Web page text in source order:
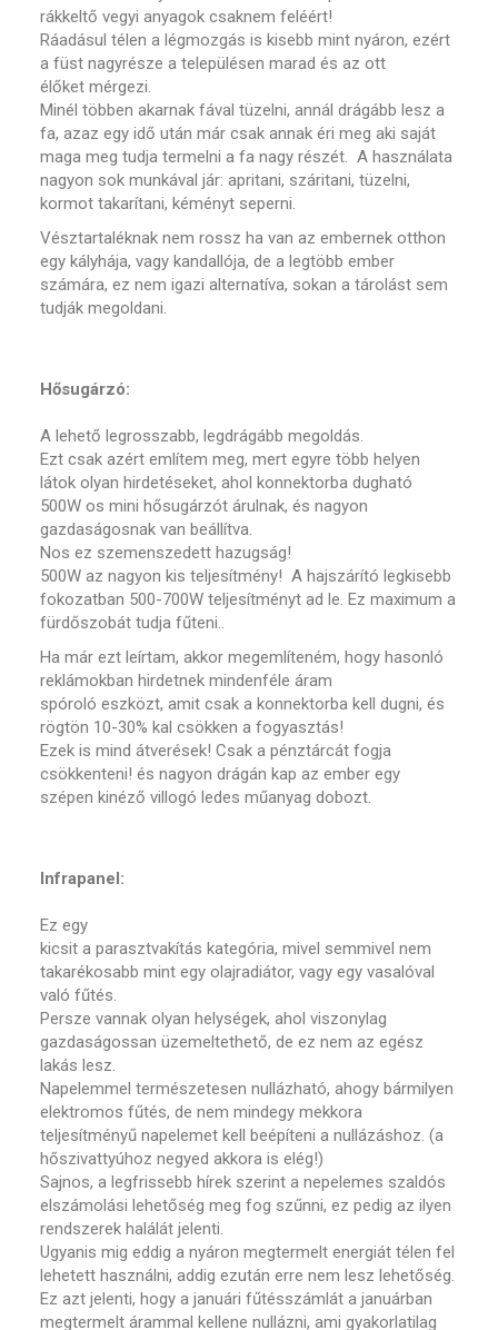
rákkeltő vegyi anyagok csaknem feléért!
Ráadásul télen a légmozgás is kisebb mint nyáron, ezért
a füst nagyrésze a településen marad és az ott
élőket mérgezi.
Minél többen akarnak fával tüzelni, annál drágább lesz a
fa, azaz egy idő után már csak annak éri meg aki saját
maga meg tudja termelni a fa nagy részét. A használata
nagyon sok munkával jár: apritani, száritani, tüzelni,
kormot takarítani, kéményt seperni.
Vésztartaléknak nem rossz ha van az embernek otthon
egy kályhája, vagy kandallója, de a legtöbb ember
számára, ez nem igazi alternatíva, sokan a tárolást sem
tudják megoldani.
Hősugárzó:
A lehető legrosszabb, legdrágább megoldás.
Ezt csak azért említem meg, mert egyre több helyen
látok olyan hirdetéseket, ahol konnektorba dugható
500W os mini hősugárzót árulnak, és nagyon
gazdaságosnak van beállítva.
Nos ez szemenszedett hazugság!
500W az nagyon kis teljesítmény! A hajszárító legkisebb
fokozatban 500-700W teljesítményt ad le. Ez maximum a
fürdőszobát tudja fűteni..
Ha már ezt leírtam, akkor megemlíteném, hogy hasonló
reklámokban hirdetnek mindenféle áram
spóroló eszközt, amit csak a konnektorba kell dugni, és
rögtön 10-30% kal csökken a fogyasztás!
Ezek is mind átverések! Csak a pénztárcát fogja
csökkenteni! és nagyon drágán kap az ember egy
szépen kinéző villogó ledes műanyag dobozt.
Infrapanel:
Ez egy
kicsit a parasztvakítás kategória, mivel semmivel nem
takarékosabb mint egy olajradiátor, vagy egy vasalóval
való fűtés.
Persze vannak olyan helységek, ahol viszonylag
gazdaságossan üzemeltethető, de ez nem az egész
lakás lesz.
Napelemmel természetesen nullázható, ahogy bármilyen
elektromos fűtés, de nem mindegy mekkora
teljesítményű napelemet kell beépíteni a nullázáshoz. (a
hőszivattyúhoz negyed akkora is elég!)
Sajnos, a legfrissebb hírek szerint a nepelemes szaldós
elszámolási lehetőség meg fog szűnni, ez pedig az ilyen
rendszerek halálát jelenti.
Ugyanis mig eddig a nyáron megtermelt energiát télen fel
lehetett használni, addig ezután erre nem lesz lehetőség.
Ez azt jelenti, hogy a januári fűtésszámlát a januárban
megtermelt árammal kellene nullázni, ami gyakorlatilag